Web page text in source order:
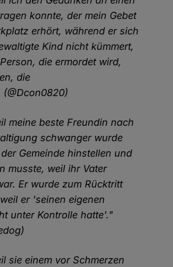
konnte, der mein Gebet
erhört, während er sich
Kind nicht kümmert,
die ermordet wird,
die
meine beste Freundin nach
schwanger wurde
Gemeinde hinstellen und
musste, weil ihr Vater
Er wurde zum Rücktritt
er 'seinen eigenen
unter Kontrolle hatte'."
sie einem vor Schmerzen